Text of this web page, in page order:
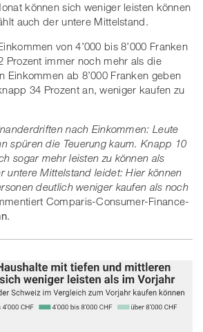
können sich weniger leisten können
auch der untere Mittelstand.
von 4’000 bis 8’000 Franken
Prozent immer noch mehr als die
Einkommen ab 8’000 Franken geben
34 Prozent an, weniger kaufen zu
nach Einkommen: Leute
spüren die Teuerung kaum. Knapp 10
sogar mehr leisten zu können als
untere Mittelstand leidet: Hier können
deutlich weniger kaufen als noch
Comparis-Consumer-Finance-
.